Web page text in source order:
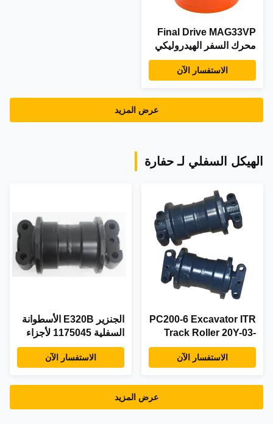
Final Drive MAG33VP
محرك السفر الهيدروليكي
لقطع غيار الحفارات
الاستفسار الآن
عرض المزيد
الهيكل السفلي لـ حفارة
PC200-6 Excavator ITR
Track Roller 20Y-03-
00016 قطع غيار الهيكل
السفليالاستفسار الآن
الجنزير E320B الأسطوانة
السفلية 1175045 لأجزاء
الهيكل السفلي للحفارة
الاستفسار الآن
عرض المزيد